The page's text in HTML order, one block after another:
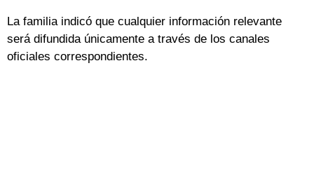
La familia indicó que cualquier información relevante
será difundida únicamente a través de los canales
oficiales correspondientes.